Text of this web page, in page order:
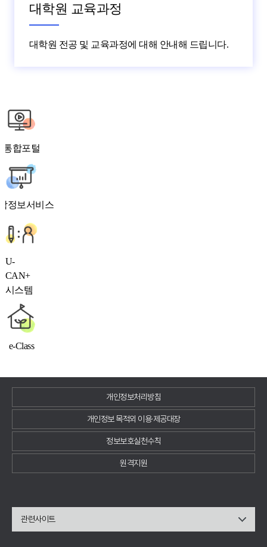
대학원 교육과정
대학원 전공 및 교육과정에 대해 안내해 드립니다.
통합포털
정보서비스
U-
CAN+
시스템
e-Class
개인정보처리방침
개인정보 목적외 이용·제공대장
정보보호실천수칙
원격지원
관련사이트